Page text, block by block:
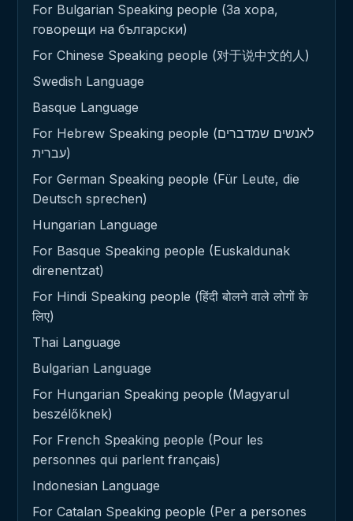
For Bulgarian Speaking people (За хора,
говорещи на български)
For Chinese Speaking people (对于说中文的人)
Swedish Language
Basque Language
For Hebrew Speaking people (לאנשים שמדברים
עברית)
For German Speaking people (Für Leute, die
Deutsch sprechen)
Hungarian Language
For Basque Speaking people (Euskaldunak
direnentzat)
For Hindi Speaking people (हिंदी बोलने वाले लोगों के
लिए)
Thai Language
Bulgarian Language
For Hungarian Speaking people (Magyarul
beszélőknek)
For French Speaking people (Pour les
personnes qui parlent français)
Indonesian Language
For Catalan Speaking people (Per a persones